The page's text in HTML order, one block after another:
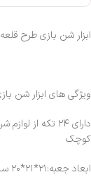
ابزار شن بازی طرح
ویژگی های ابزار شن
کوچک
ابعاد جعبه:۲۱*۲۱*۲۰ سانتی متر